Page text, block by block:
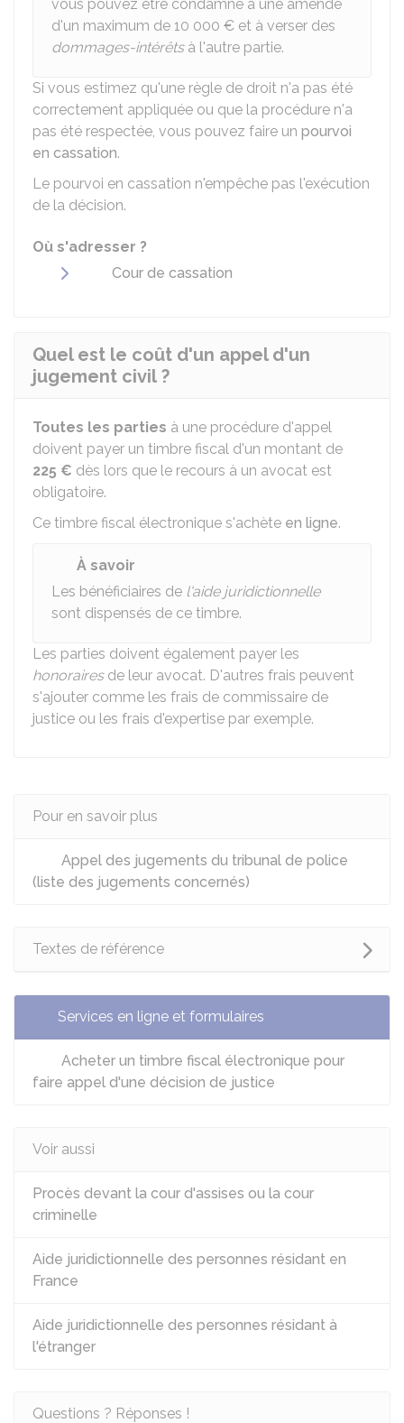
vous pouvez être condamné à une amende
d'un maximum de 10 000 € et à verser des
dommages-intérêtsà l'autre partie.
Si vous estimez qu'une règle de droit n'a pas été
correctement appliquée ou que la procédure n'a
pas été respectée, vous pouvez faire un pourvoi
en cassation.
Le pourvoi en cassation n'empêche pas l'exécution
de la décision.
Où s'adresser ?
Cour de cassation
Quel est le coût d'un appel d'un
jugement civil ?
Toutes les parties à une procédure d'appel
doivent payer un timbre fiscal d'un montant de
225 € dès lors que le recours à un avocat est
obligatoire.
Ce timbre fiscal électronique s'achète en ligne.
À savoir
Les bénéficiaires de l'aide juridictionnelle
sont dispensés de ce timbre.
Les parties doivent également payer les
honorairesde leur avocat. D'autres frais peuvent
s'ajouter comme les frais de commissaire de
justice ou les frais d'expertise par exemple.
Pour en savoir plus
Appel des jugements du tribunal de police
(liste des jugements concernés)
Textes de référence
Services en ligne et formulaires
Acheter un timbre fiscal électronique pour
faire appel d'une décision de justice
Voir aussi
Procès devant la cour d'assises ou la cour
criminelle
Aide juridictionnelle des personnes résidant en
France
Aide juridictionnelle des personnes résidant à
l'étranger
Questions ? Réponses !